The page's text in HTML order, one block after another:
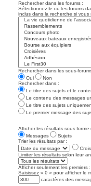
Rechercher dans les forums :
Sélectionnez le ou les forums
inclus dans la recherche si
Rechercher dans les sous-
Oui
Non
Rechercher dans :
Le titre des sujets et le
Le contenu des messages
Le titre des sujets
Le premier message des
Afficher les résultats sous forme
Messages
Sujets
Trier les résultats par :
Limiter les résultats selon leur
Afficher seulement les premiers :
Saisissez « 0 » pour afficher le
caractères des